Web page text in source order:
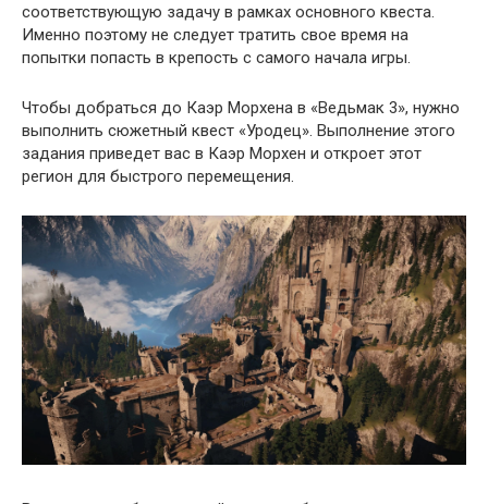
соответствующую задачу в рамках основного квеста.
Именно поэтому не следует тратить свое время на
попытки попасть в крепость с самого начала игры.
Чтобы добраться до Каэр Морхена в «Ведьмак 3», нужно
выполнить сюжетный квест «Уродец». Выполнение этого
задания приведет вас в Каэр Морхен и откроет этот
регион для быстрого перемещения.